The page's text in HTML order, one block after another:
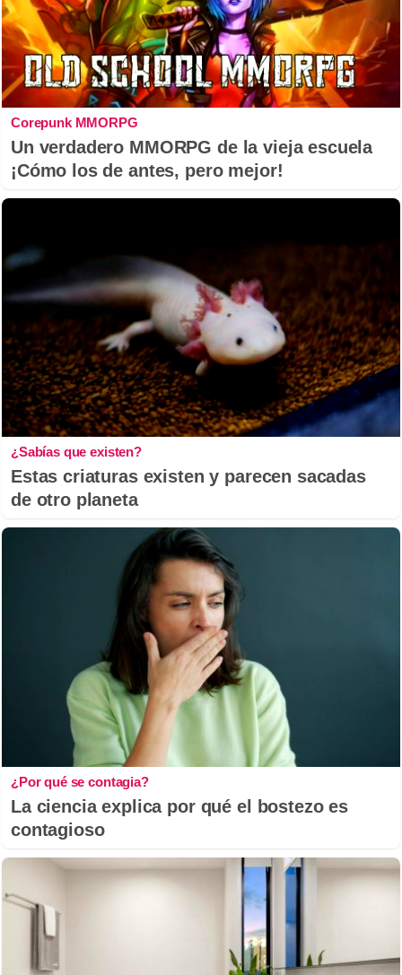
Corepunk MMORPG
Un verdadero MMORPG de la vieja escuela
¡Cómo los de antes, pero mejor!
¿Sabías que existen?
Estas criaturas existen y parecen sacadas
de otro planeta
¿Por qué se contagia?
La ciencia explica por qué el bostezo es
contagioso